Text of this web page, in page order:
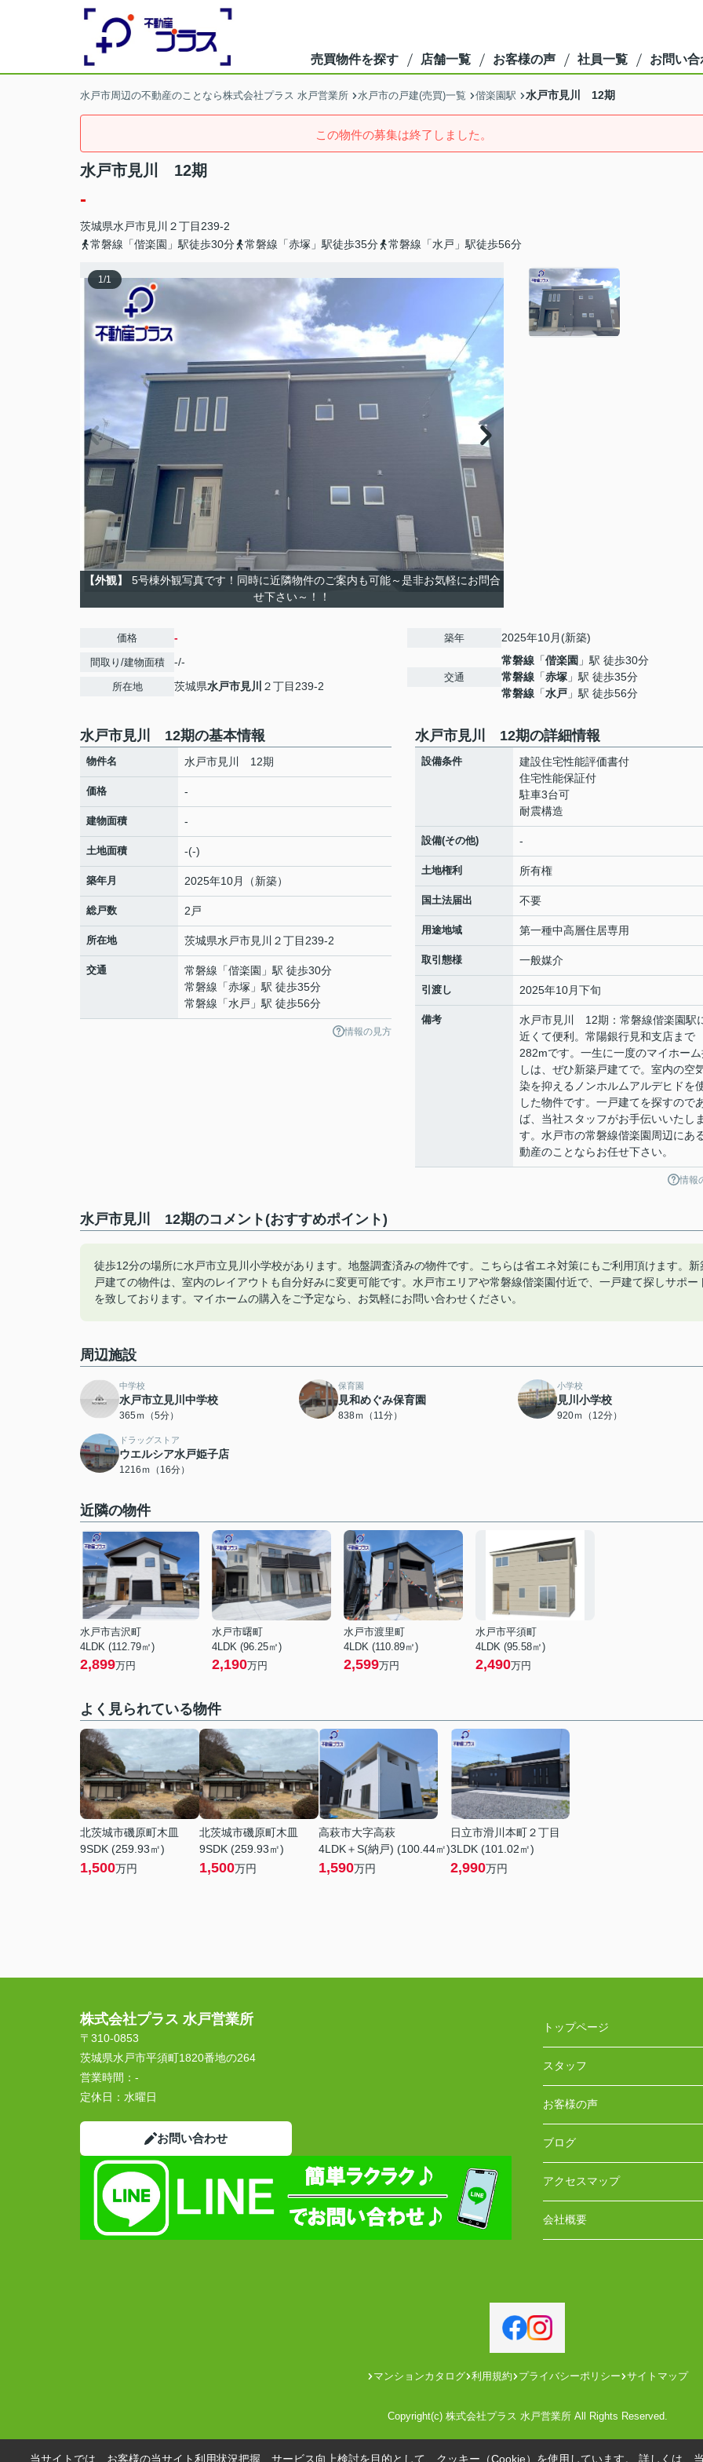
売買物件を探す 店舗一覧 お客様の声 社員一覧 お問い合
水戸市周辺の不動産のことなら株式会社プラス 水戸営業所 水戸市の戸建(売買)一覧 偕楽園駅 水戸市見川 12期
この物件の募集は終了しました。
水戸市見川 12期
-
茨城県水戸市見川 ２丁目239-2
常磐線「偕楽園」駅徒歩30分
常磐線「赤塚」駅徒歩35分 常磐線「水戸」駅徒歩56分
1/1
【外観】
5号棟外観写真です！同時に近隣物件のご案内も可能～是非お気軽にお問合
せ下さい～！！
価格 -
間取り/建物面積 -/-
所在地 茨城県水戸市見川 ２丁目239-2
築年 2025年10月(新築)
交通
常磐線 「偕楽園 」駅 徒歩30分
常磐線 「赤塚 」駅 徒歩35分
常磐線 「水戸 」駅 徒歩56分
水戸市見川 12期の基本情報
物件名 水戸市見川 12期
価格 -
建物面積 -
土地面積 -(-)
築年月 2025年10月（新築）
総戸数 2戸
所在地 茨城県水戸市見川 ２丁目239-2
交通 常磐線 「偕楽園 」駅 徒歩30分
常磐線 「赤塚 」駅 徒歩35分
常磐線 「水戸 」駅 徒歩56分
情報の見方
水戸市見川 12期の詳細情報
設備条件
建設住宅性能評価書付
住宅性能保証付
駐車3台可
耐震構造
設備(その他) -
土地権利 所有権
国土法届出 不要
用途地域 第一種中高層住居専用
取引態様 一般媒介
引渡し 2025年10月下旬
備考
水戸市見川 12期：常磐線偕楽園駅
近くて便利。常陽銀行見和支店まで
282mです。一生に一度のマイホー
しは、ぜひ新築戸建てで。室内の空
染を抑えるノンホルムアルデヒドを
した物件です。一戸建てを探すので
ば、当社スタッフがお手伝いいたし
す。水戸市の常磐線偕楽園周辺にあ
動産のことならお任せ下さい。
情報
水戸市見川 12期のコメント(おすすめポイント)
徒歩12分の場所に水戸市立見川小学校があります。地盤調査済みの物件です。こちらは省エネ対策にもご利用頂けます。新
戸建ての物件は、室内のレイアウトも自分好みに変更可能です。水戸市エリアや常磐線偕楽園付近で、一戸建て探しサポー
を致しております。マイホームの購入をご予定なら、お気軽にお問い合わせください。
周辺施設
中学校
水戸市立見川中学校
365ｍ（5分）
保育園
見和めぐみ保育園
838ｍ（11分）
小学校
見川小学校
920ｍ（12分）
ドラッグストア
ウエルシア水戸姫子店
1216ｍ（16分）
近隣の物件
水戸市吉沢町
4LDK (112.79㎡)
2,899万円
水戸市曙町
4LDK (96.25㎡)
2,190万円
水戸市渡里町
4LDK (110.89㎡)
2,599万円
水戸市平須町
4LDK (95.58㎡)
2,490万円
よく見られている物件
北茨城市磯原町木皿
9SDK (259.93㎡)
1,500万円
北茨城市磯原町木皿
9SDK (259.93㎡)
1,500万円
高萩市大字高萩
4LDK＋S(納戸) (100.44㎡)
1,590万円
日立市滑川本町２丁目
3LDK (101.02㎡)
2,990万円
株式会社プラス 水戸営業所
〒310-0853
茨城県水戸市平須町1820番地の264
営業時間： -
定休日： 水曜日
お問い合わせ
トップページ
スタッフ
お客様の声
ブログ
アクセスマップ
会社概要
マンションカタログ 利用規約 プライバシーポリシー サイトマップ
Copyright(c) 株式会社プラス 水戸営業所 All Rights Reserved.
当サイトでは、お客様の当サイト利用状況把握、サービス向上検討を目的として、クッキー（Cookie）を使用しています。 詳しくは、